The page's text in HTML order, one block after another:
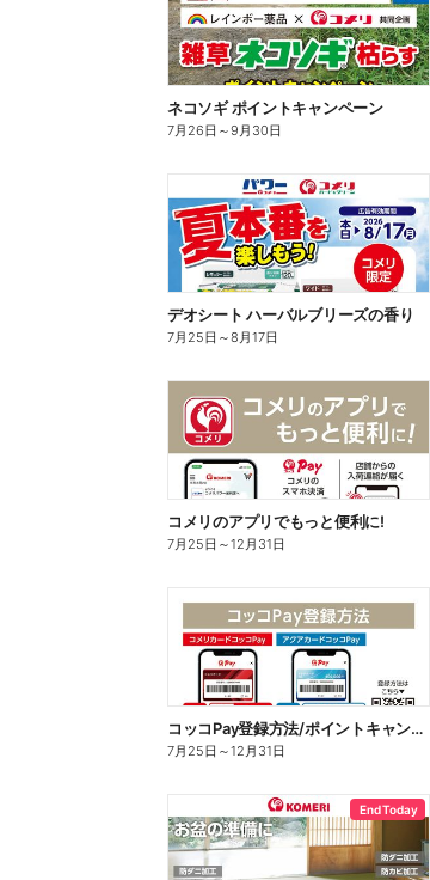
ネコソギ ポイントキャンペーン
7月26日 ～9月30日
デオシート ハーバルブリーズの香り
7月25日 ～8月17日
コメリのアプリでもっと便利に!
7月25日 ～12月31日
コッコPay登録方法/ポイントキャンペーン応募方法
7月25日 ～12月31日
End Today